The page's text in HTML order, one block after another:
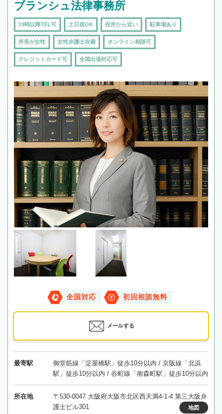
ブランシュ法律事務所
19時以降TEL可 土日祝OK 役所から近い 駐車場あり
所長が女性 女性弁護士在籍 オンライン相談可
クレジットカード可 全国出張対応可
全国対応 初回相談無料
メールする
最寄駅
御堂筋線「淀屋橋駅」徒歩10分以内 / 京阪線「北浜
駅」徒歩10分以内 / 谷町線「南森町駅」徒歩10分以内
所在地
〒530-0047 大阪府大阪市北区西天満4-1-4 第三大阪弁
護士ビル301
地図